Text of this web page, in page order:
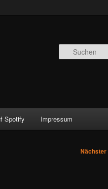
Spotify Impressum
Nächster